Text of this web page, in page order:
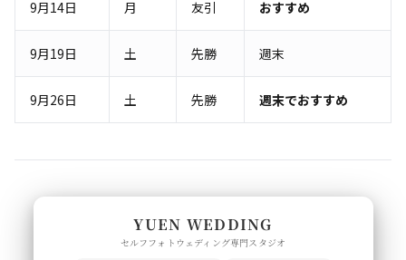
9月14日 月 友引 おすすめ
9月19日 土 先勝 週末
9月26日 土 先勝 週末でおすすめ
YUEN WEDDING
セルフフォトウェディング専門スタジオ